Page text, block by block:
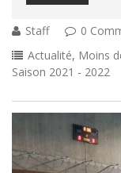
Staff
0
Actualité, Moins
Saison 2021 - 2022